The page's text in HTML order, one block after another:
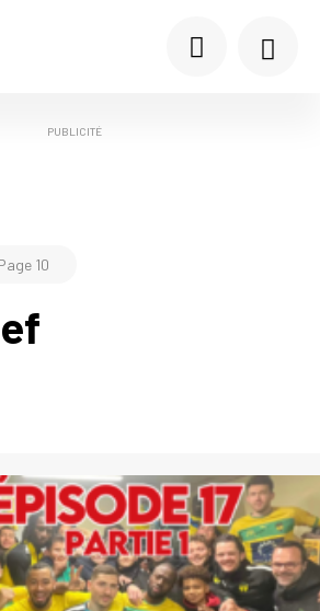
PUBLICITÉ
10